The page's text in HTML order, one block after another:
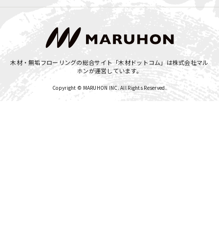
木材・無垢フローリングの総合サイト「木材ドットコム」は株式会社マル
ホンが運営しています。
Copyright © MARUHON INC. All Rights Reserved.